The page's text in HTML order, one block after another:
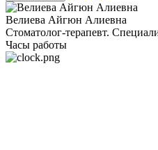
Велиева Айгюн Алиевна
Стоматолог-терапевт.
Часы работы